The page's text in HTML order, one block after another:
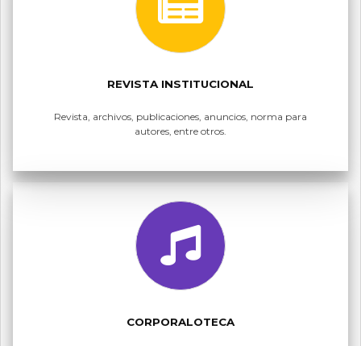
REVISTA INSTITUCIONAL
Revista, archivos, publicaciones, anuncios, norma para
autores, entre otros.
CORPORALOTECA